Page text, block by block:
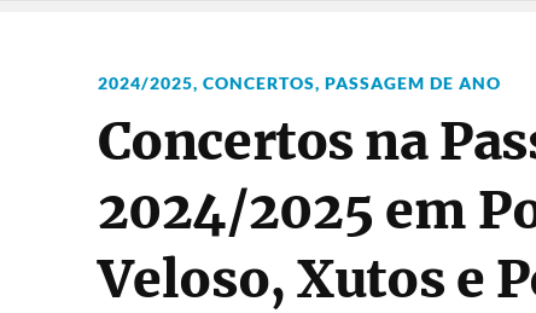
2024/2025, CONCERTOS, PASSAGEM DE ANO
Concertos na
2024/2025 em
Veloso, Xutos e